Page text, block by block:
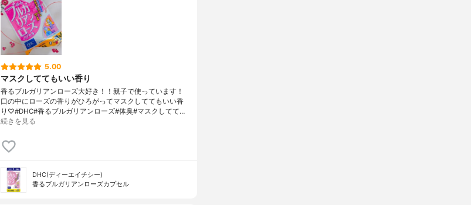
5.00
マスクしててもいい香り
香るブルガリアンローズ大好き！！親子で使っています！
口の中にローズの香りがひろがってマスクしててもいい香
り♡#DHC#香るブルガリアンローズ#体臭#マスクしてて…
続きを見る
DHC(ディーエイチシー)
香るブルガリアンローズカプセル